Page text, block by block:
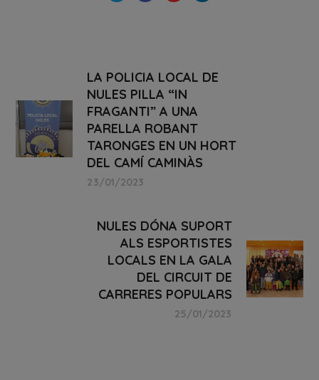
LA POLICIA LOCAL DE
NULES PILLA “IN
FRAGANTI” A UNA
PARELLA ROBANT
TARONGES EN UN HORT
DEL CAMÍ CAMINÀS
23/01/2023
NULES DÓNA SUPORT
ALS ESPORTISTES
LOCALS EN LA GALA
DEL CIRCUIT DE
CARRERES POPULARS
25/01/2023